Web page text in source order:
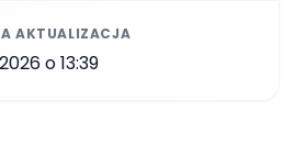
AKTUALIZACJA
o 13:39